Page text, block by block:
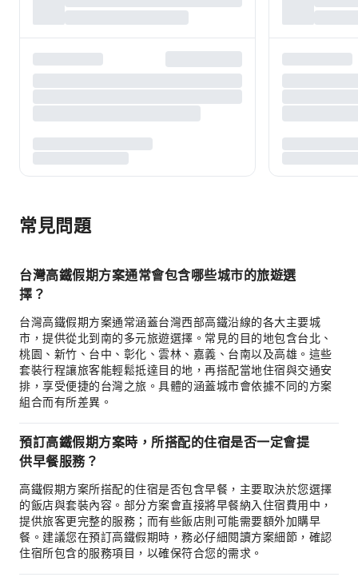
常見問題
台灣高鐵假期方案通常會包含哪些城市的旅遊選
擇？
台灣高鐵假期方案通常涵蓋台灣西部高鐵沿線的各大主要城
市，提供從北到南的多元旅遊選擇。常見的目的地包含台北、
桃園、新竹、台中、彰化、雲林、嘉義、台南以及高雄。這些
套裝行程讓旅客能輕鬆抵達目的地，再搭配當地住宿與交通安
排，享受便捷的台灣之旅。具體的涵蓋城市會依據不同的方案
組合而有所差異。
預訂高鐵假期方案時，所搭配的住宿是否一定會提
供早餐服務？
高鐵假期方案所搭配的住宿是否包含早餐，主要取決於您選擇
的飯店與套裝內容。部分方案會直接將早餐納入住宿費用中，
提供旅客更完整的服務；而有些飯店則可能需要額外加購早
餐。建議您在預訂高鐵假期時，務必仔細閱讀方案細節，確認
住宿所包含的服務項目，以確保符合您的需求。